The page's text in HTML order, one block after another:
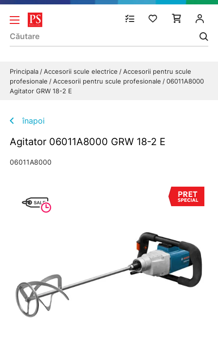
Principala Accesorii scule electrice
Accesorii pentru scule
profesionale
Accesorii pentru scule profesionale
06011A8000
Agitator GRW 18-2 E
înapoi
Agitator 06011A8000 GRW 18-2 E
06011A8000